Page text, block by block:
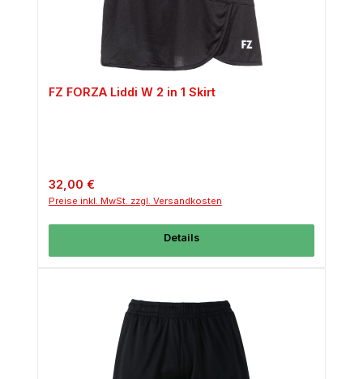
FZ FORZA Liddi W 2 in 1 Skirt
Regulärer Preis:
32,00 €
Preise inkl. MwSt. zzgl. Versandkosten
Details